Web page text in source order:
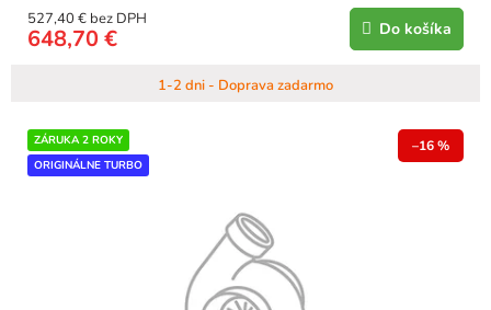
1-2 dni - Doprava zadarmo
527,40 € bez DPH
648,70 € Do košíka
ZÁRUKA 2 ROKY
ORIGINÁLNE TURBO
–16 %